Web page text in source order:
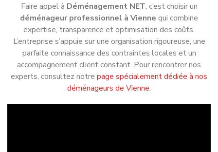
Faire appel à Déménagement NET, c’est choisir un
déménageur professionnel à Vienne qui combine
expertise, transparence et optimisation des coûts.
L’entreprise s’appuie sur une organisation rigoureuse, une
parfaite connaissance des contraintes locales et un
accompagnement client constant. Pour rencontrer nos
experts, consultez notre page spécialement dédiée à nos
déménageurs de Vienne.